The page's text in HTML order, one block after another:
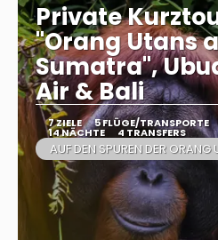
Private
"Orang Utans
Sumatra",
Air & Bali
7 ZIELE 5 FLÜGE/TRANSPORTE
14 NÄCHTE 4 TRANSFERS
AUF DEN SPUREN DER ORANG